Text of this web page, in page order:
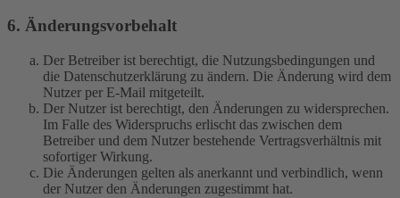
6. Änderungsvorbehalt
Der Betreiber ist berechtigt, die Nutzungsbedingungen und
die Datenschutzerklärung zu ändern. Die Änderung wird dem
Nutzer per E-Mail mitgeteilt.
Der Nutzer ist berechtigt, den Änderungen zu widersprechen.
Im Falle des Widerspruchs erlischt das zwischen dem
Betreiber und dem Nutzer bestehende Vertragsverhältnis mit
sofortiger Wirkung.
Die Änderungen gelten als anerkannt und verbindlich, wenn
der Nutzer den Änderungen zugestimmt hat.